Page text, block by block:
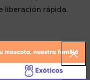
liberación rápida.